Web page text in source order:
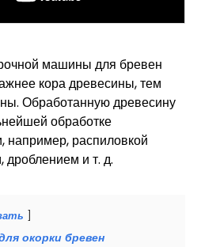
машины для бревен
кора древесины, тем
Обработанную древесину
обработке
например, распиловкой
дроблением и т. д.
окорки бревен